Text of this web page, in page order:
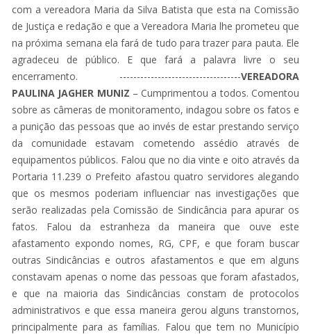
com a vereadora Maria da Silva Batista que esta na Comissão
de Justiça e redação e que a Vereadora Maria lhe prometeu que
na próxima semana ela fará de tudo para trazer para pauta. Ele
agradeceu de público. E que fará a palavra livre o seu
encerramento. -----------------------------------VEREADORA
PAULINA JAGHER MUNIZ – Cumprimentou a todos. Comentou
sobre as câmeras de monitoramento, indagou sobre os fatos e
a punição das pessoas que ao invés de estar prestando serviço
da comunidade estavam cometendo assédio através de
equipamentos públicos. Falou que no dia vinte e oito através da
Portaria 11.239 o Prefeito afastou quatro servidores alegando
que os mesmos poderiam influenciar nas investigações que
serão realizadas pela Comissão de Sindicância para apurar os
fatos. Falou da estranheza da maneira que ouve este
afastamento expondo nomes, RG, CPF, e que foram buscar
outras Sindicâncias e outros afastamentos e que em alguns
constavam apenas o nome das pessoas que foram afastados,
e que na maioria das Sindicâncias constam de protocolos
administrativos e que essa maneira gerou alguns transtornos,
principalmente para as famílias. Falou que tem no Município